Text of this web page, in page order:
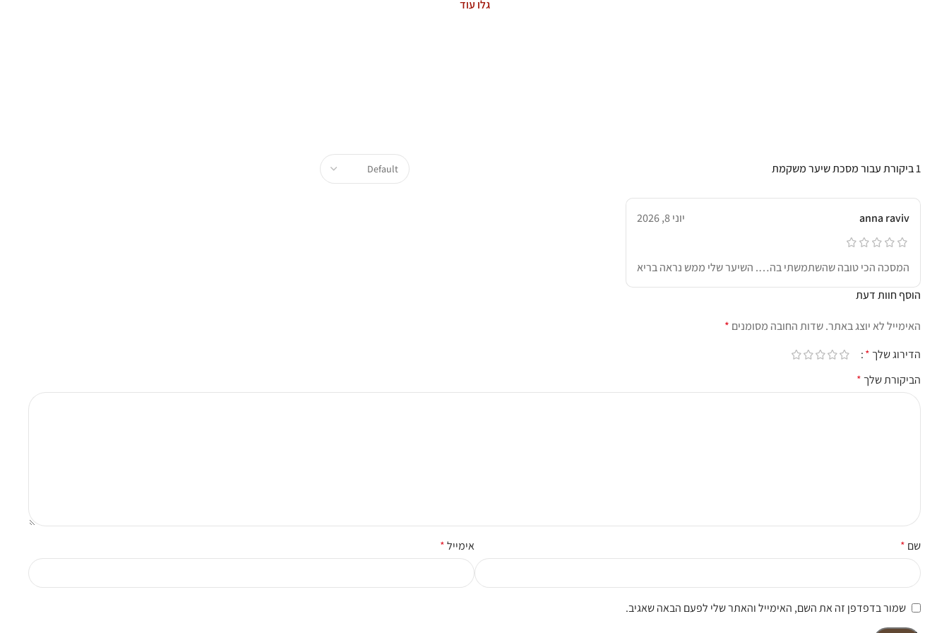
גלו עוד
1 ביקורת עבור מסכת שיער משקמת
anna raviv יוני 8, 2026
המסכה הכי טובה שהשתמשתי בה…. השיער שלי ממש נראה בריא
הוסף חוות דעת
האימייל לא יוצג באתר.שדות החובה מסומנים *
הדירוג שלך*
הביקורת שלך*
שם * אימייל*
שמור בדפדפן זה את השם, האימייל והאתר שלי לפעם הבאה שאגיב.